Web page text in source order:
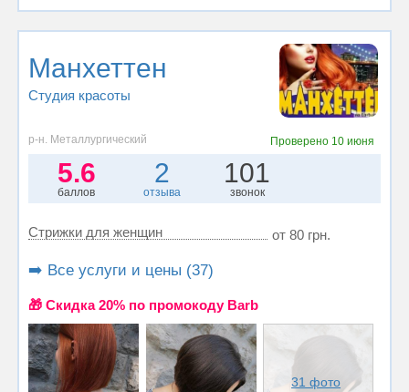
Манхеттен
Студия красоты
р-н. Металлургический Проверено 10 июня
5.6
баллов
2
отзыва
101
звонок
Стрижки для женщин от 80 грн.
➡️ Все услуги и цены (37)
🎁 Cкидка 20% по промокоду Barb
31 фото